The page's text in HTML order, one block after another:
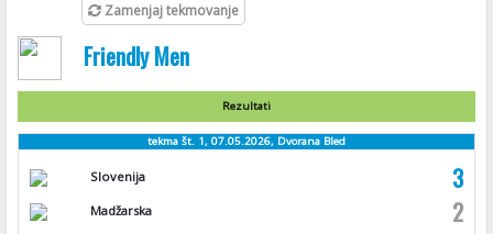
Zamenjaj tekmovanje
Friendly Men
Rezultati
tekma št. 1, 07.05.2026, Dvorana Bled
Slovenija 3
Madžarska 2